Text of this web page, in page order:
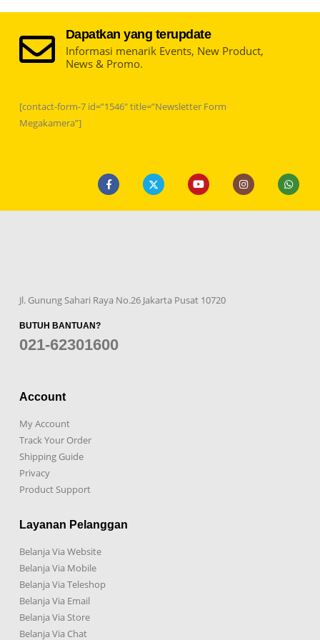
Dapatkan yang terupdate
Informasi menarik Events, New Product,
News & Promo.
[contact-form-7 id=”1546″ title=”Newsletter Form
Megakamera”]
Jl. Gunung Sahari Raya No.26 Jakarta Pusat 10720
BUTUH BANTUAN?
021-62301600
Account
My Account
Track Your Order
Shipping Guide
Privacy
Product Support
Layanan Pelanggan
Belanja Via Website
Belanja Via Mobile
Belanja Via Teleshop
Belanja Via Email
Belanja Via Store
Belanja Via Chat